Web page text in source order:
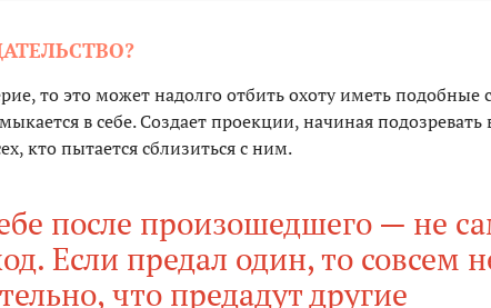
то это может надолго отбить охоту иметь подобные
в себе. Создает проекции, начиная подозревать
кто пытается сблизиться с ним.
после произошедшего — не
Если предал один, то совсем
что предадут другие